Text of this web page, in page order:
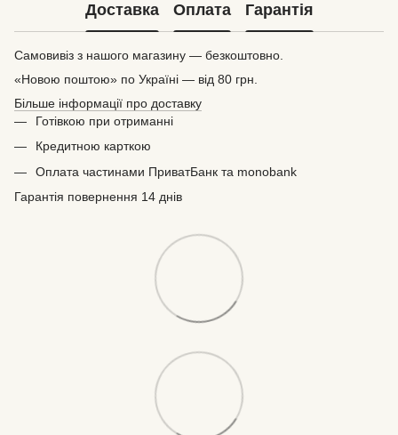
Доставка Оплата Гарантія
Самовивіз з нашого магазину — безкоштовно.
«Новою поштою» по Україні — від 80 грн.
Більше інформації про доставку
Готівкою при отриманні
Кредитною карткою
Оплата частинами ПриватБанк та monobank
Гарантія повернення 14 днів